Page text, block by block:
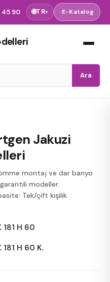
45 90 🌐TR▾ ›E-Katalog
Ara
Jakuzi
montaj ve dar banyo
modeller.
Tek/çift kişilik
181 H 60
181 H 60 K.